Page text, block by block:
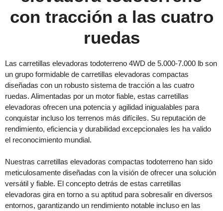
con tracción a las cuatro
ruedas
Las carretillas elevadoras todoterreno 4WD de 5.000-7.000 lb son
un grupo formidable de carretillas elevadoras compactas
diseñadas con un robusto sistema de tracción a las cuatro
ruedas. Alimentadas por un motor fiable, estas carretillas
elevadoras ofrecen una potencia y agilidad inigualables para
conquistar incluso los terrenos más difíciles. Su reputación de
rendimiento, eficiencia y durabilidad excepcionales les ha valido
el reconocimiento mundial.
Nuestras carretillas elevadoras compactas todoterreno han sido
meticulosamente diseñadas con la visión de ofrecer una solución
versátil y fiable. El concepto detrás de estas carretillas
elevadoras gira en torno a su aptitud para sobresalir en diversos
entornos, garantizando un rendimiento notable incluso en las